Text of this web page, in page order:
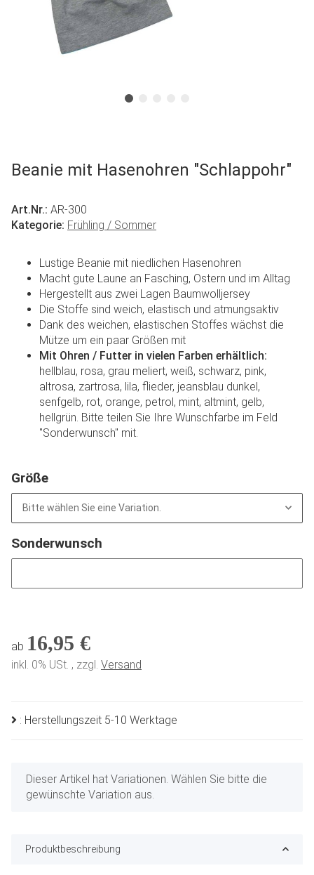
Beanie mit Hasenohren "Schlappohr"
Art.Nr.: AR-300
Kategorie: Frühling / Sommer
Lustige Beanie mit niedlichen Hasenohren
Macht gute Laune an Fasching, Ostern und im Alltag
Hergestellt aus zwei Lagen Baumwolljersey
Die Stoffe sind weich, elastisch und atmungsaktiv
Dank des weichen, elastischen Stoffes wächst die
Mütze um ein paar Größen mit
Mit Ohren / Futter in vielen Farben erhältlich:
hellblau, rosa, grau meliert, weiß, schwarz, pink,
altrosa, zartrosa, lila, flieder, jeansblau dunkel,
senfgelb, rot, orange, petrol, mint, altmint, gelb,
hellgrün. Bitte teilen Sie Ihre Wunschfarbe im Feld
"Sonderwunsch" mit.
Größe
Bitte wählen Sie eine Variation.
Sonderwunsch
ab 16,95 €
inkl. 0% USt. , zzgl. Versand
: Herstellungszeit 5-10 Werktage
x
Dieser Artikel hat Variationen. Wählen Sie bitte die
gewünschte Variation aus.
Produktbeschreibung